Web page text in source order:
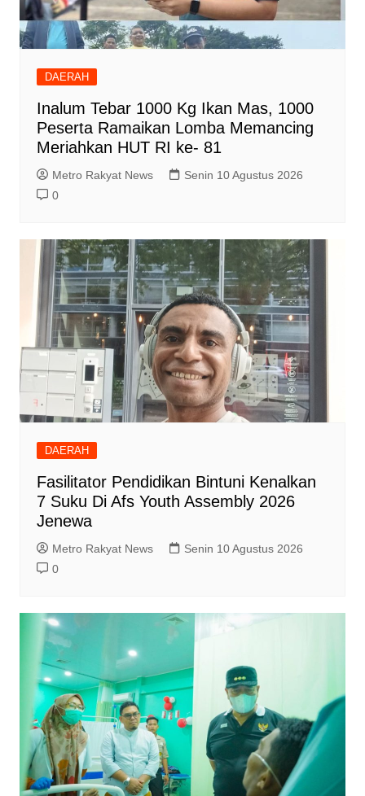
DAERAH
Inalum Tebar 1000 Kg Ikan Mas, 1000
Peserta Ramaikan Lomba Memancing
Meriahkan HUT RI ke- 81
Metro Rakyat News
Senin 10 Agustus 2026
0
DAERAH
Fasilitator Pendidikan Bintuni Kenalkan
7 Suku Di Afs Youth Assembly 2026
Jenewa
Metro Rakyat News
Senin 10 Agustus 2026
0